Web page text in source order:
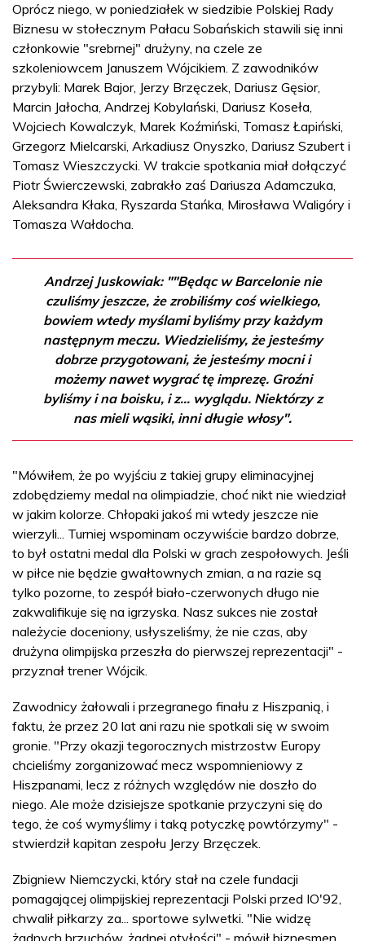
Oprócz niego, w poniedziałek w siedzibie Polskiej Rady
Biznesu w stołecznym Pałacu Sobańskich stawili się inni
członkowie "srebrnej" drużyny, na czele ze
szkoleniowcem Januszem Wójcikiem. Z zawodników
przybyli: Marek Bajor, Jerzy Brzęczek, Dariusz Gęsior,
Marcin Jałocha, Andrzej Kobylański, Dariusz Koseła,
Wojciech Kowalczyk, Marek Koźmiński, Tomasz Łapiński,
Grzegorz Mielcarski, Arkadiusz Onyszko, Dariusz Szubert i
Tomasz Wieszczycki. W trakcie spotkania miał dołączyć
Piotr Świerczewski, zabrakło zaś Dariusza Adamczuka,
Aleksandra Kłaka, Ryszarda Stańka, Mirosława Waligóry i
Tomasza Wałdocha.
Andrzej Juskowiak: ""Będąc w Barcelonie nie
czuliśmy jeszcze, że zrobiliśmy coś wielkiego,
bowiem wtedy myślami byliśmy przy każdym
następnym meczu. Wiedzieliśmy, że jesteśmy
dobrze przygotowani, że jesteśmy mocni i
możemy nawet wygrać tę imprezę. Groźni
byliśmy i na boisku, i z... wyglądu. Niektórzy z
nas mieli wąsiki, inni długie włosy".
"Mówiłem, że po wyjściu z takiej grupy eliminacyjnej
zdobędziemy medal na olimpiadzie, choć nikt nie wiedział
w jakim kolorze. Chłopaki jakoś mi wtedy jeszcze nie
wierzyli... Turniej wspominam oczywiście bardzo dobrze,
to był ostatni medal dla Polski w grach zespołowych. Jeśli
w piłce nie będzie gwałtownych zmian, a na razie są
tylko pozorne, to zespół biało-czerwonych długo nie
zakwalifikuje się na igrzyska. Nasz sukces nie został
należycie doceniony, usłyszeliśmy, że nie czas, aby
drużyna olimpijska przeszła do pierwszej reprezentacji" -
przyznał trener Wójcik.
Zawodnicy żałowali i przegranego finału z Hiszpanią, i
faktu, że przez 20 lat ani razu nie spotkali się w swoim
gronie. "Przy okazji tegorocznych mistrzostw Europy
chcieliśmy zorganizować mecz wspomnieniowy z
Hiszpanami, lecz z różnych względów nie doszło do
niego. Ale może dzisiejsze spotkanie przyczyni się do
tego, że coś wymyślimy i taką potyczkę powtórzymy" -
stwierdził kapitan zespołu Jerzy Brzęczek.
Zbigniew Niemczycki, który stał na czele fundacji
pomagającej olimpijskiej reprezentacji Polski przed IO'92,
chwalił piłkarzy za... sportowe sylwetki. "Nie widzę
żadnych brzuchów, żadnej otyłości" - mówił biznesmen,